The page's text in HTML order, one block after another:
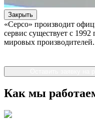
Закрыть
«Серсо» производит
сервис существует с
мировых производителей.
Как мы